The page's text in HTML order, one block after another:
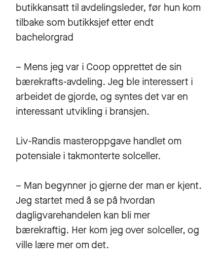
butikkansatt til avdelingsleder, før hun kom
tilbake som butikksjef etter endt
bachelorgrad
– Mens jeg var i Coop opprettet de sin
bærekrafts-avdeling. Jeg ble interessert i
arbeidet de gjorde, og syntes det var en
interessant utvikling i bransjen.
Liv-Randis masteroppgave handlet om
potensiale i takmonterte solceller.
– Man begynner jo gjerne der man er kjent.
Jeg startet med å se på hvordan
dagligvarehandelen kan bli mer
bærekraftig. Her kom jeg over solceller, og
ville lære mer om det.